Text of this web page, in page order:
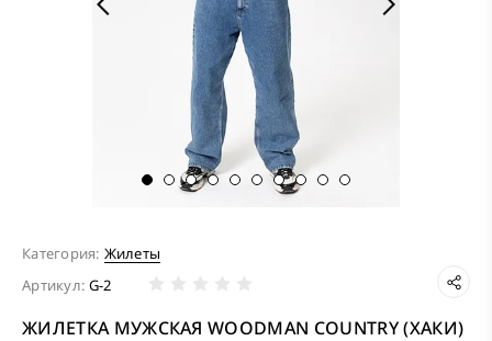
Категория: Жилеты
Артикул: G-2
ЖИЛЕТКА МУЖСКАЯ WOODMAN COUNTRY (ХАКИ)